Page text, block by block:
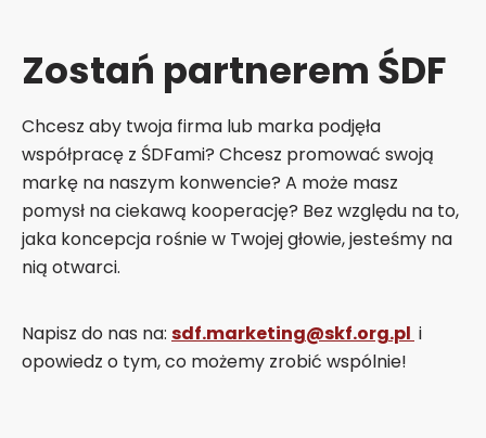
Zostań partnerem ŚDF
Chcesz aby twoja firma lub marka podjęła
współpracę z ŚDFami? Chcesz promować swoją
markę na naszym konwencie? A może masz
pomysł na ciekawą kooperację? Bez względu na to,
jaka koncepcja rośnie w Twojej głowie, jesteśmy na
nią otwarci.
Napisz do nas na: sdf.marketing@skf.org.pl i
opowiedz o tym, co możemy zrobić wspólnie!